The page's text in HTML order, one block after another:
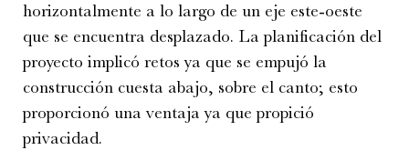
horizontalmente a lo largo de un eje este-oeste
que se encuentra desplazado. La planificación del
proyecto implicó retos ya que se empujó la
construcción cuesta abajo, sobre el canto; esto
proporcionó una ventaja ya que propició
privacidad.